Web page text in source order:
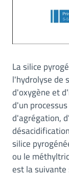
La silice
l'hydrolyse de
d'oxygène et
d'un
d'agrégation,
silice
ou le
est la suivante